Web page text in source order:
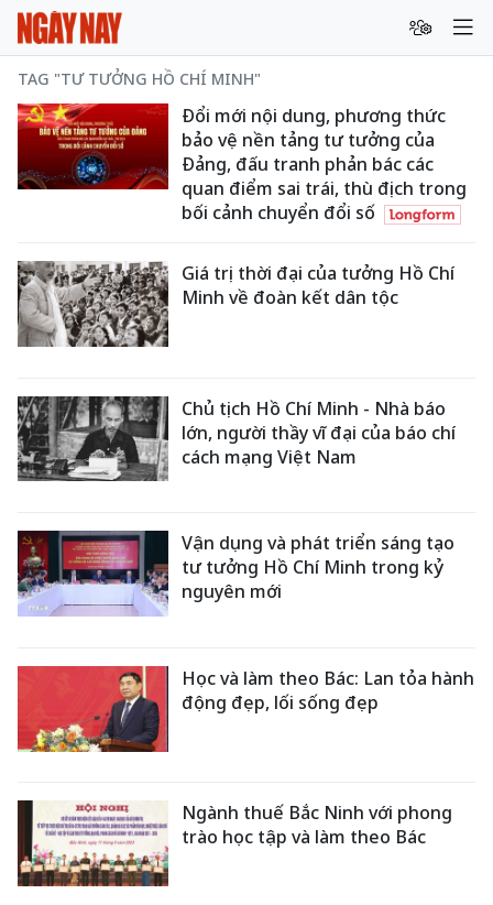
TAG "TƯ TƯỞNG HỒ CHÍ MINH"
Đổi mới nội dung, phương thức
bảo vệ nền tảng tư tưởng của
Đảng, đấu tranh phản bác các
quan điểm sai trái, thù địch trong
bối cảnh chuyển đổi số
Giá trị thời đại của tưởng Hồ Chí
Minh về đoàn kết dân tộc
Chủ tịch Hồ Chí Minh - Nhà báo
lớn, người thầy vĩ đại của báo chí
cách mạng Việt Nam
Vận dụng và phát triển sáng tạo
tư tưởng Hồ Chí Minh trong kỷ
nguyên mới
Học và làm theo Bác: Lan tỏa hành
động đẹp, lối sống đẹp
Ngành thuế Bắc Ninh với phong
trào học tập và làm theo Bác